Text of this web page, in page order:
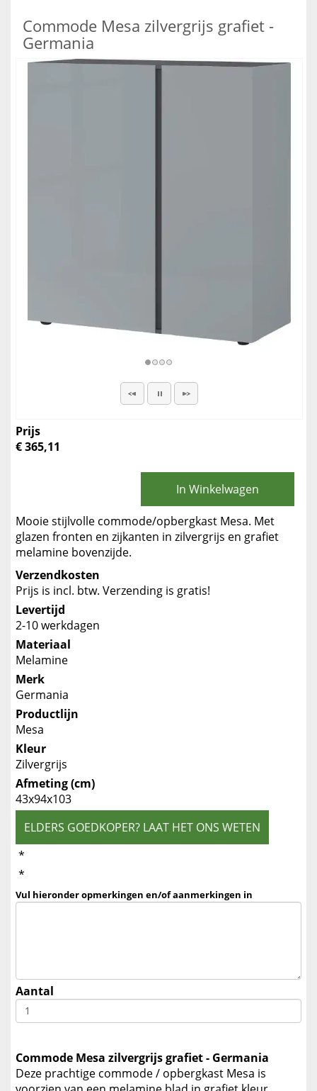
Commode Mesa zilvergrijs grafiet -
Germania
Prijs
€ 365,11
In Winkelwagen
Mooie stijlvolle commode/opbergkast Mesa. Met
glazen fronten en zijkanten in zilvergrijs en grafiet
melamine bovenzijde.
Verzendkosten
Prijs is incl. btw. Verzending is gratis!
Levertijd
2-10 werkdagen
Materiaal
Melamine
Merk
Germania
Productlijn
Mesa
Kleur
Zilvergrijs
Afmeting (cm)
43x94x103
ELDERS GOEDKOPER? LAAT HET ONS WETEN
*
*
Vul hieronder opmerkingen en/of aanmerkingen in
Aantal
Commode Mesa zilvergrijs grafiet - Germania
Deze prachtige commode / opbergkast Mesa is